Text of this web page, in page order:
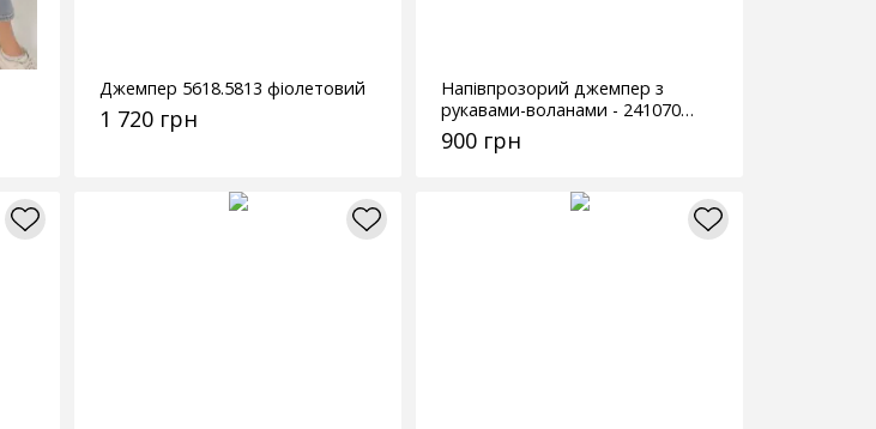
Джемпер 5618.5813 фіолетовий
1 720 грн
Напівпрозорий джемпер з
рукавами-воланами - 241070
чорний
900 грн